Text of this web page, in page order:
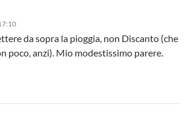
da sopra la pioggia, non Discanto (che
poco, anzi). Mio modestissimo parere.